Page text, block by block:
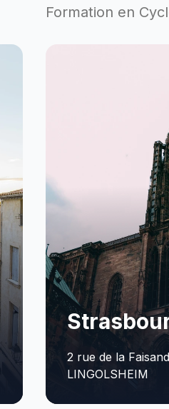
Formation en
Aix-en-
5 Rue des
PROVENCE